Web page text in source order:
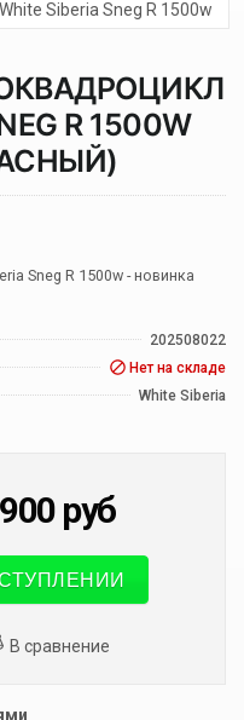
R 1500W
Sneg R 1500w - новинка
202508022
Нет на складе
White Siberia
руб